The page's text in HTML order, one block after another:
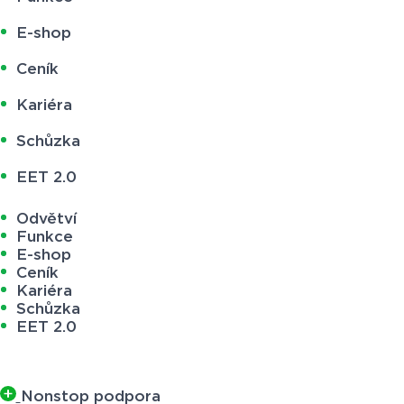
E-shop
Ceník
Kariéra
Schůzka
EET 2.0
Odvětví
Funkce
E-shop
Ceník
Kariéra
Schůzka
EET 2.0
Nonstop podpora